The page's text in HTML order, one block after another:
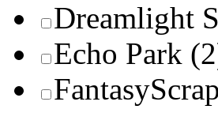
Dreamlight
Echo Park
FantasyScrap